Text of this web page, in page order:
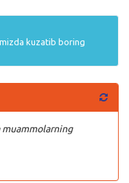
kuzatib boring
muammolarning